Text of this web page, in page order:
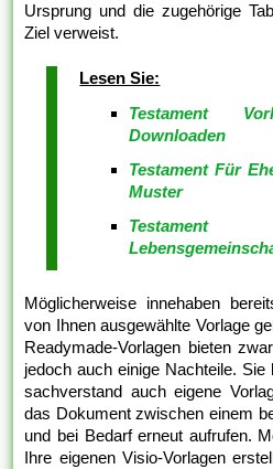
Ursprung und die zugehörige
Ziel verweist.
Lesen Sie:
Testament
Downloaden
Testament Für
Muster
Testament
Möglicherweise innehaben
von Ihnen ausgewählte Vorlage
Readymade-Vorlagen bieten
jedoch auch einige Nachteile. Sie
sachverstand auch eigene
das Dokument zwischen einem
und bei Bedarf erneut aufrufen.
Ihre eigenen Visio-Vorlagen